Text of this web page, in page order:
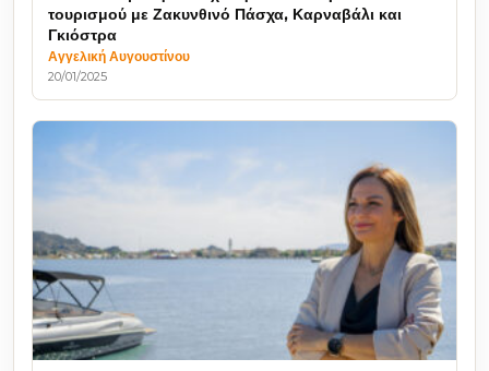
τουρισμού με Ζακυνθινό Πάσχα, Καρναβάλι και
Γκιόστρα
Αγγελική Αυγουστίνου
20/01/2025